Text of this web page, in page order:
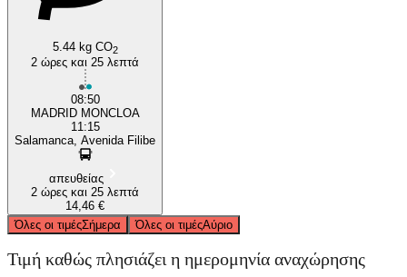
5.44 kg CO2
2 ώρες και 25 λεπτά
08:50
MADRID MONCLOA
11:15
Salamanca, Avenida Filibe
απευθείας
2 ώρες και 25 λεπτά
14,46 €
Όλες οι τιμέςΣήμερα Όλες οι τιμέςΑύριο
Τιμή καθώς πλησιάζει η ημερομηνία αναχώρησης